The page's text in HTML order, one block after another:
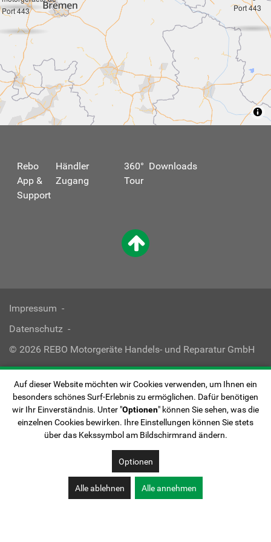
Port 443
Port 443
Rebo
App &
Support
Händler
Zugang
360°
Tour
Downloads
Impressum
Datenschutz
© 2026 REBO Motorgeräte Handels- und Reparatur GmbH
Auf dieser Website möchten wir Cookies verwenden, um Ihnen ein
besonders schönes Surf-Erlebnis zu ermöglichen. Dafür benötigen
wir Ihr Einverständnis. Unter "Optionen" können Sie sehen, was die
einzelnen Cookies bewirken. Ihre Einstellungen können Sie stets
über das Kekssymbol am Bildschirmrand ändern.
Optionen
Alle ablehnen Alle annehmen